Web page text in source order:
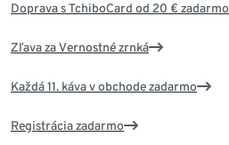
Doprava s TchiboCard od 20 € zadarmo
Zľava za Vernostné zrnká
Každá 11. káva v obchode zadarmo
Registrácia zadarmo